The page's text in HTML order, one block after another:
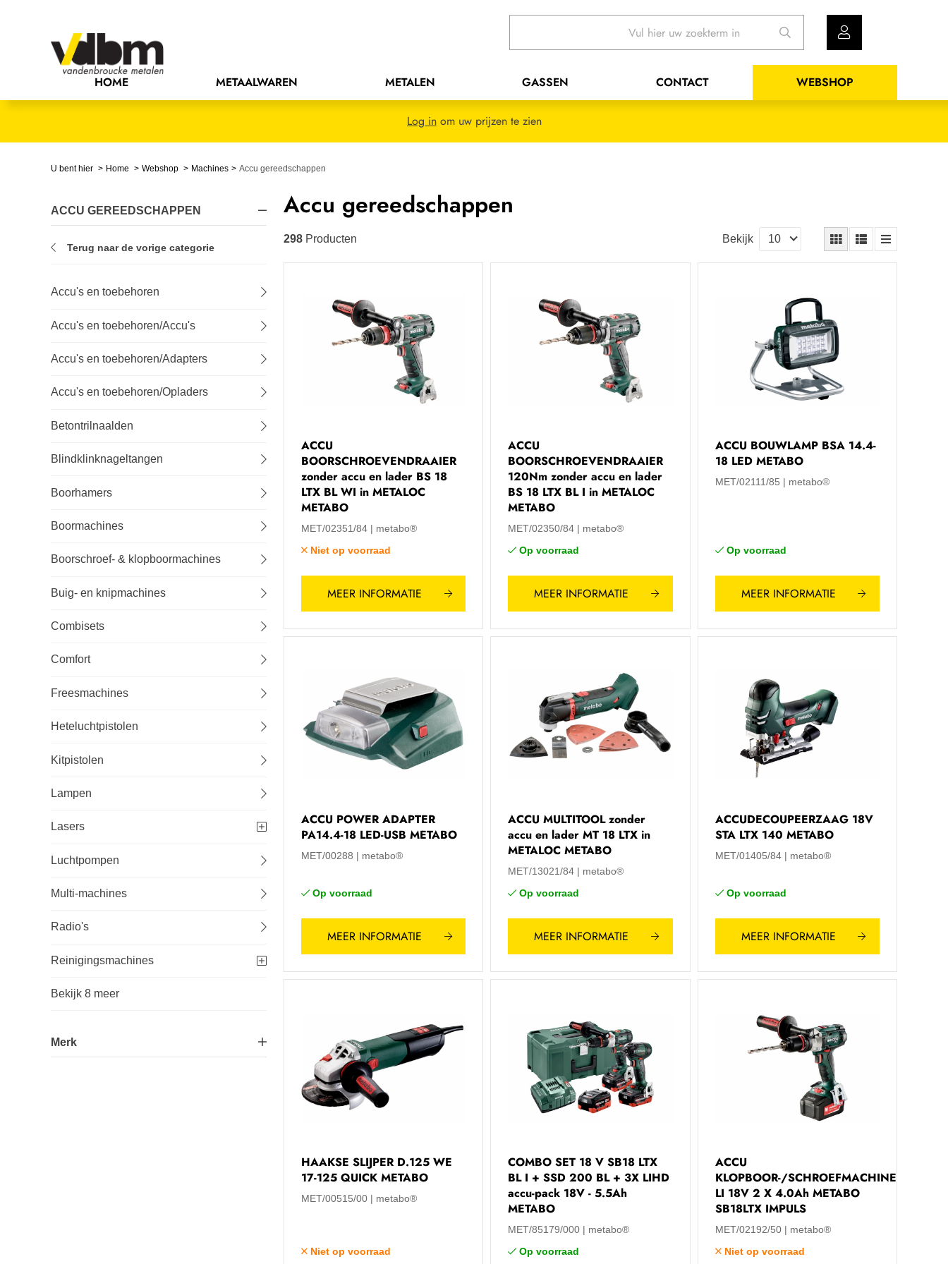
HOME METAALWAREN METALEN GASSEN CONTACT WEBSHOP
Bevestigingsmaterialen
Elektrische componenten
Tuin-, stal- en weideinrichting
Veiligheid en bescherming
Log inom uw prijzen te zien
U bent hier Home Webshop Machines Accu gereedschappen
ACCU GEREEDSCHAPPEN
Terug naar de vorige categorie
Accu's en toebehoren
Accu's en toebehoren/Accu's
Accu's en toebehoren/Adapters
Accu's en toebehoren/Opladers
Betontrilnaalden
Blindklinknageltangen
Boorhamers
Boormachines
Boorschroef- & klopboormachines
Buig- en knipmachines
Combisets
Comfort
Freesmachines
Heteluchtpistolen
Kitpistolen
Lampen
Lasers
Luchtpompen
Multi-machines
Radio's
Reinigingsmachines
Bekijk 8 meer
Merk
Accu gereedschappen
298 Producten Bekijk
ACCU
BOORSCHROEVENDRAAIER
zonder accu en lader BS 18
LTX BL WI in METALOC
METABO
MET/02351/84
metabo®
Niet op voorraad
MEER INFORMATIE
ACCU
BOORSCHROEVENDRAAIER
120Nm zonder accu en lader
BS 18 LTX BL I in METALOC
METABO
MET/02350/84
metabo®
Op voorraad
MEER INFORMATIE
ACCU BOUWLAMP BSA 14.4-
18 LED METABO
MET/02111/85 metabo®
Op voorraad
MEER INFORMATIE
ACCU POWER ADAPTER
PA14.4-18 LED-USB METABO
MET/00288 metabo®
Op voorraad
MEER INFORMATIE
ACCU MULTITOOL zonder
accu en lader MT 18 LTX in
METALOC METABO
MET/13021/84
metabo®
Op voorraad
MEER INFORMATIE
ACCUDECOUPEERZAAG 18V
STA LTX 140 METABO
MET/01405/84 metabo®
Op voorraad
MEER INFORMATIE
HAAKSE SLIJPER D.125 WE
17-125 QUICK METABO
MET/00515/00 metabo®
Niet op voorraad
COMBO SET 18 V SB18 LTX
BL I + SSD 200 BL + 3X LIHD
accu-pack 18V - 5.5Ah
METABO
MET/85179/000
metabo®
Op voorraad
ACCU
KLOPBOOR-/SCHROEFMACHINE
LI 18V 2 X 4.0Ah METABO
SB18LTX IMPULS
MET/02192/50
metabo®
Niet op voorraad